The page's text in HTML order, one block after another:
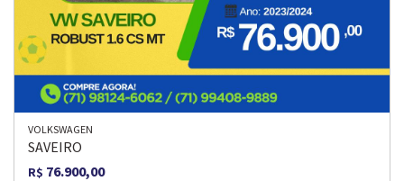
VOLKSWAGEN
SAVEIRO
R$ 76.900,00